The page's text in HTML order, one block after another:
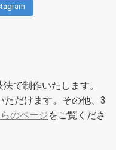
で制作いたします。
ただけます。その他、3
のページをご覧くださ